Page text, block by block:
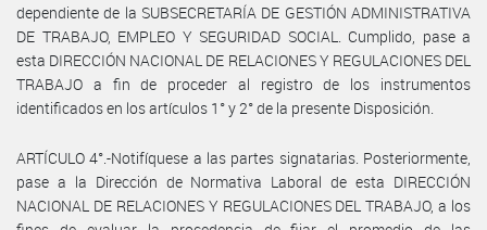
dependiente de la SUBSECRETARÍA DE GESTIÓN ADMINISTRATIVA
DE TRABAJO, EMPLEO Y SEGURIDAD SOCIAL. Cumplido, pase a
esta DIRECCIÓN NACIONAL DE RELACIONES Y REGULACIONES DEL
TRABAJO a fin de proceder al registro de los instrumentos
identificados en los artículos 1° y 2° de la presente Disposición.
ARTÍCULO 4°.-Notifíquese a las partes signatarias. Posteriormente,
pase a la Dirección de Normativa Laboral de esta DIRECCIÓN
NACIONAL DE RELACIONES Y REGULACIONES DEL TRABAJO, a los